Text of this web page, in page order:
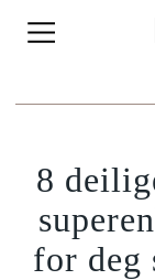
8
for deg